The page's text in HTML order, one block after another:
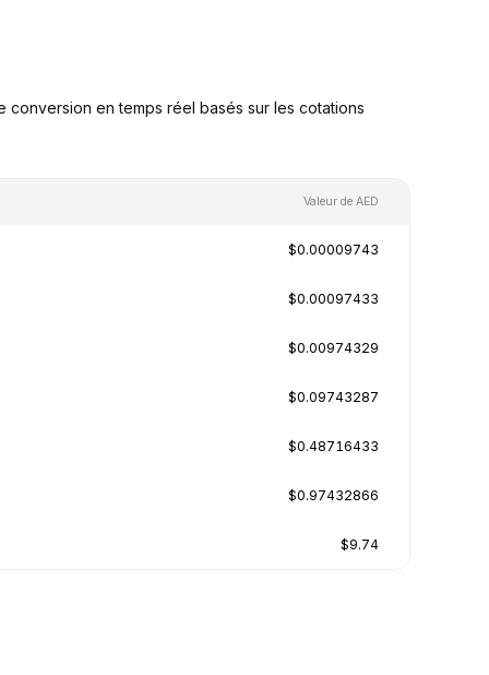
conversion en temps réel basés sur les cotations
Valeur de AED
$0.00009743
$0.00097433
$0.00974329
$0.09743287
$0.48716433
$0.97432866
$9.74